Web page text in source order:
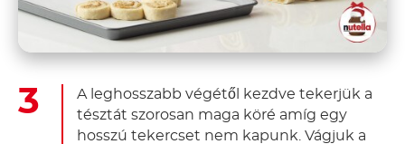
A leghosszabb végétől kezdve tekerjük a
tésztát szorosan maga köré amíg egy
hosszú tekercset nem kapunk. Vágjuk a